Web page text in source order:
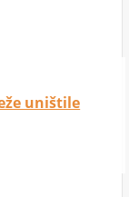
uništile